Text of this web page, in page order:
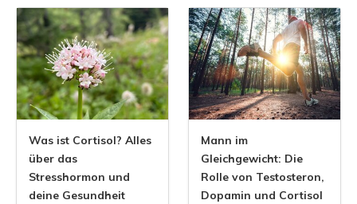
Was ist Cortisol? Alles
über das
Stresshormon und
deine Gesundheit
Mann im
Gleichgewicht: Die
Rolle von Testosteron,
Dopamin und Cortisol